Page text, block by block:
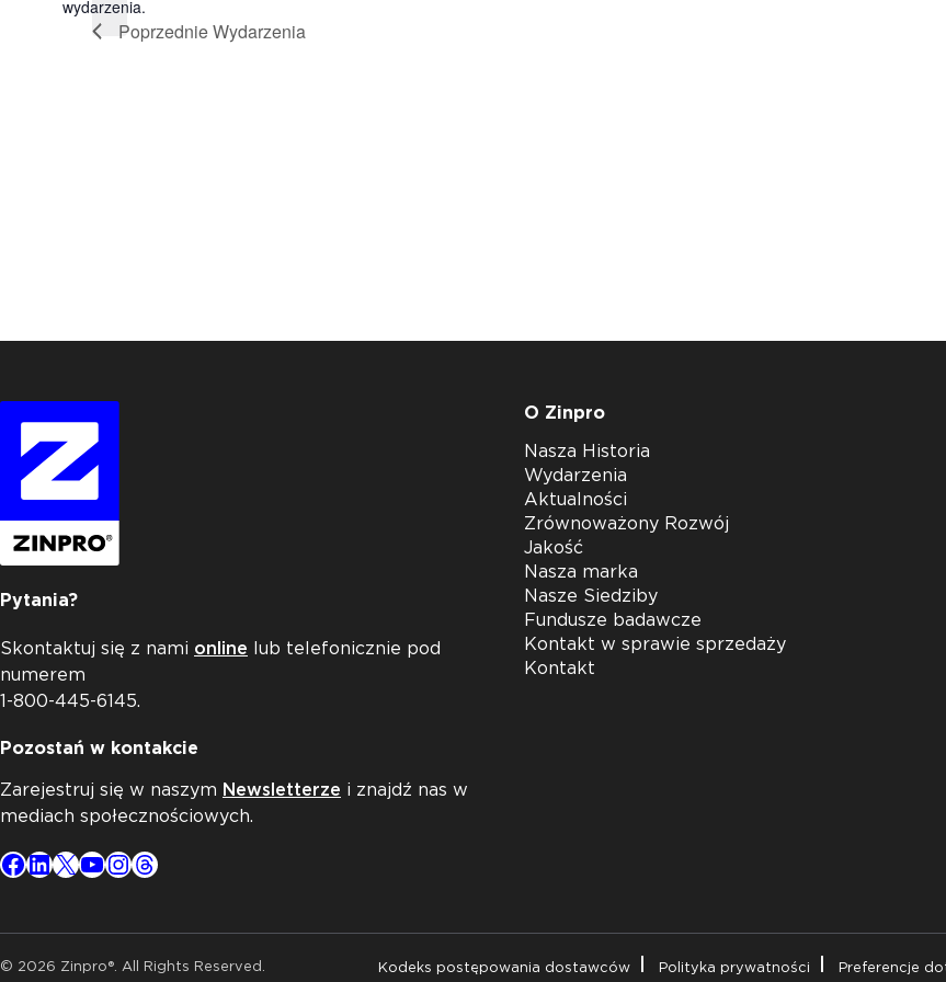
wydarzenia.
PoprzednieWydarzenia
Pytania?
Skontaktuj się z nami online lub telefonicznie pod
numerem
1-800-445-6145.
Pozostań w kontakcie
Zarejestruj się w naszym Newsletterze i znajdź nas w
mediach społecznościowych.
Facebook
LinkedIn
X YouTube
Instagram
Threads
O Zinpro
Nasza Historia
Wydarzenia
Aktualności
Zrównoważony Rozwój
Jakość
Nasza marka
Nasze Siedziby
Fundusze badawcze
Kontakt w sprawie sprzedaży
Kontakt
© 2026 Zinpro®. All Rights Reserved. Kodeks postępowania dostawców Polityka prywatności Preferencje